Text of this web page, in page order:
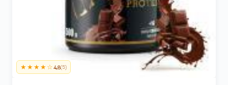
★★★★☆4,8(5)